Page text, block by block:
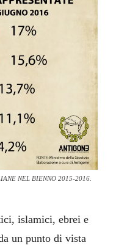
NEL BIENNO 2015-2016.
islamici, ebrei e
un punto di vista